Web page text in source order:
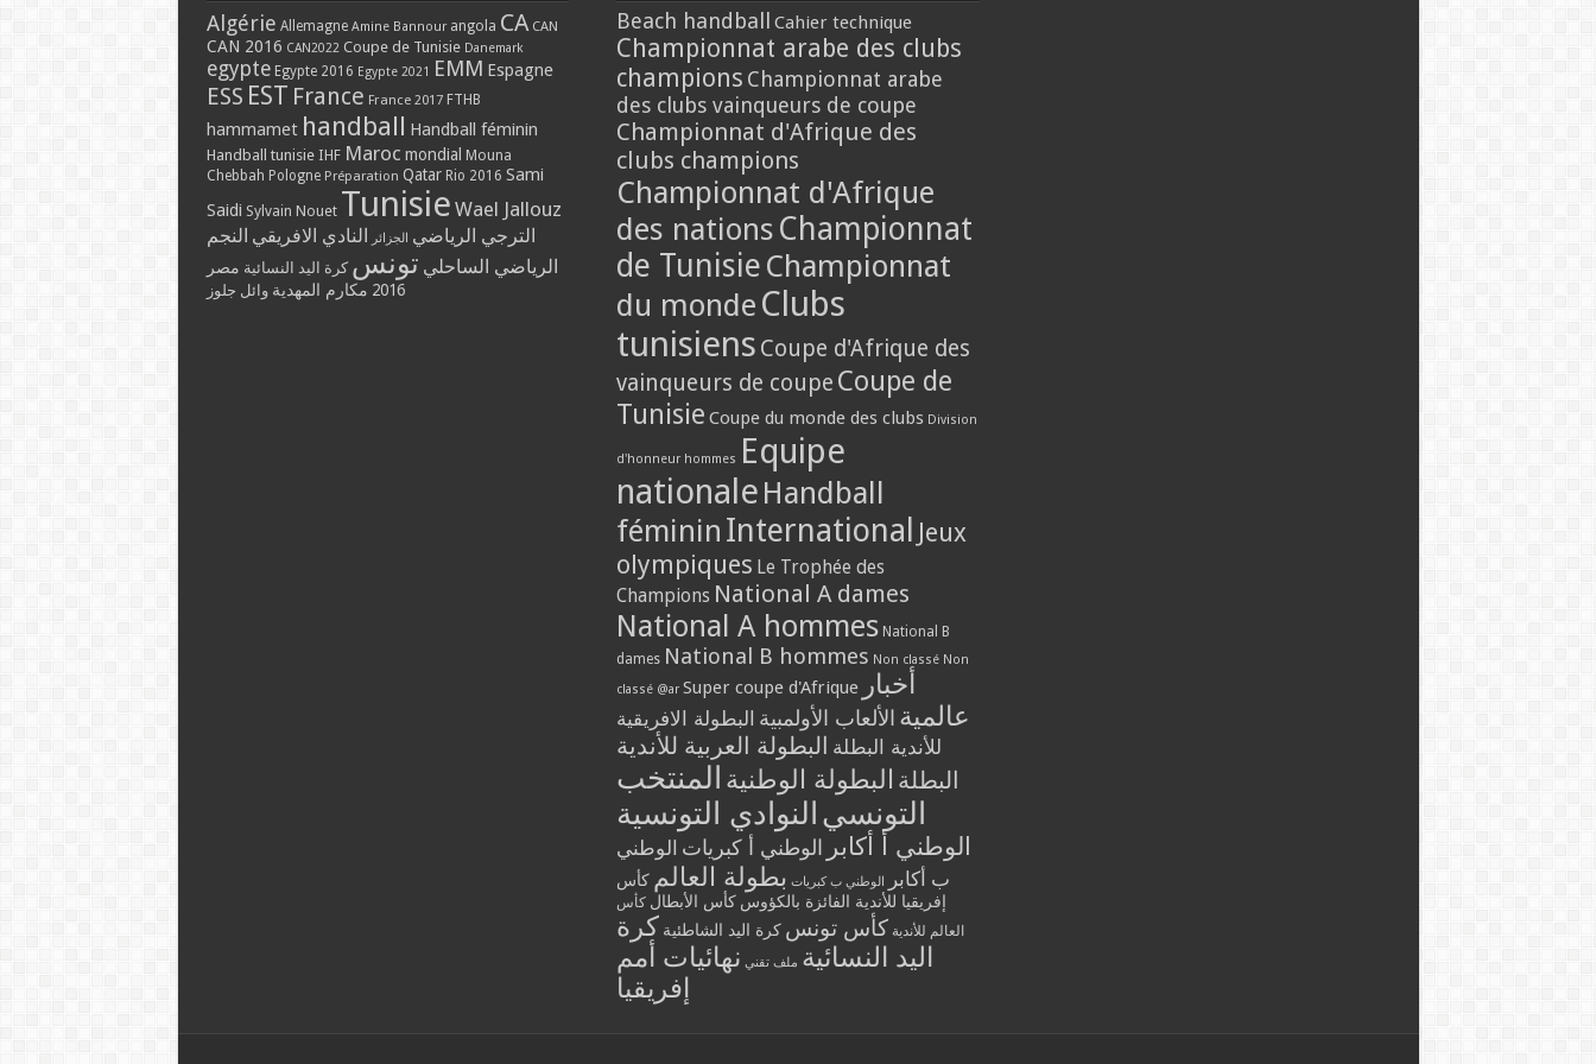
Algérie Allemagne Amine Bannour angola CA CAN
CAN 2016 CAN2022 Coupe de Tunisie Danemark
egypte Egypte 2016 Egypte 2021 EMM Espagne
ESS EST France France 2017 FTHB
hammamet handball Handball féminin
Handball tunisie IHF Maroc mondial Mouna
Chebbah Pologne Préparation Qatar Rio 2016 Sami
Saidi Sylvain Nouet Tunisie Wael Jallouz
الترجي الرياضي الجزائر النادي الافريقي النجم
الرياضي الساحلي تونس كرة اليد النسائية مصر
2016 مكارم المهدية وائل جلوز
Beach handball Cahier technique
Championnat arabe des clubs
champions Championnat arabe
des clubs vainqueurs de coupe
Championnat d'Afrique des
clubs champions
Championnat d'Afrique
des nations Championnat
de Tunisie Championnat
du monde Clubs
tunisiens Coupe d'Afrique des
vainqueurs de coupe Coupe de
Tunisie Coupe du monde des clubs Division
d'honneur hommes Equipe
nationale Handball
féminin International Jeux
olympiques Le Trophée des
Champions National A dames
National A hommes National B
dames National B hommes Non classé Non
classé @ar Super coupe d'Afrique أخبار
عالمية الألعاب الأولمبية البطولة الافريقية
للأندية البطلة البطولة العربية للأندية
البطلة البطولة الوطنية المنتخب
التونسي النوادي التونسية
الوطني أ أكابر الوطني أ كبريات الوطني
ب أكابر
الوطني ب كبريات بطولة العالم كأس
إفريقيا للأندية الفائزة بالكؤوس كأس الأبطال كأس
العالم للأندية كأس تونس كرة اليد الشاطئية كرة
اليد النسائية ملف تقني نهائيات أمم
إفريقيا